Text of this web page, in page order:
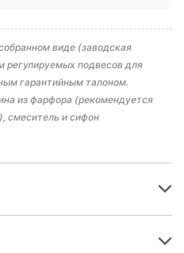
виде (заводская
регулируемых подвесов для
гарантийным талоном.
из фарфора (рекомендуется
смеситель и сифон